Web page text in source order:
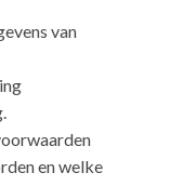
van
en welke